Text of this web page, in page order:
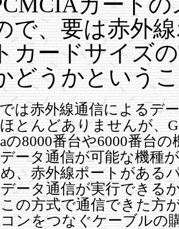
で、要は赤外
カードサイズ
どうかという
は赤外線通信によるデ
とんどありませんが、
の8000番台や6000番台
ータ通信が可能な機種
、赤外線ポートがある
ータ通信が実行できる
の方式で通信できた方
ンをつなぐケーブルの